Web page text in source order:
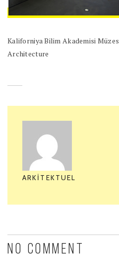
Kaliforniya Bilim Akademisi
Architecture
ARKITEKTUEL
NO COMMENT